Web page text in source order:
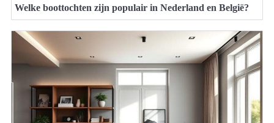
Welke boottochten zijn populair in Nederland en België?